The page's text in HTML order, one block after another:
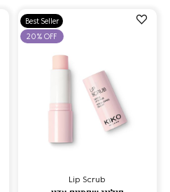
הוספה
Best Seller
20% OFF
Lip Scrub